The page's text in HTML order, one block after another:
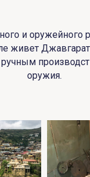
и оружейного
живет
оружия.